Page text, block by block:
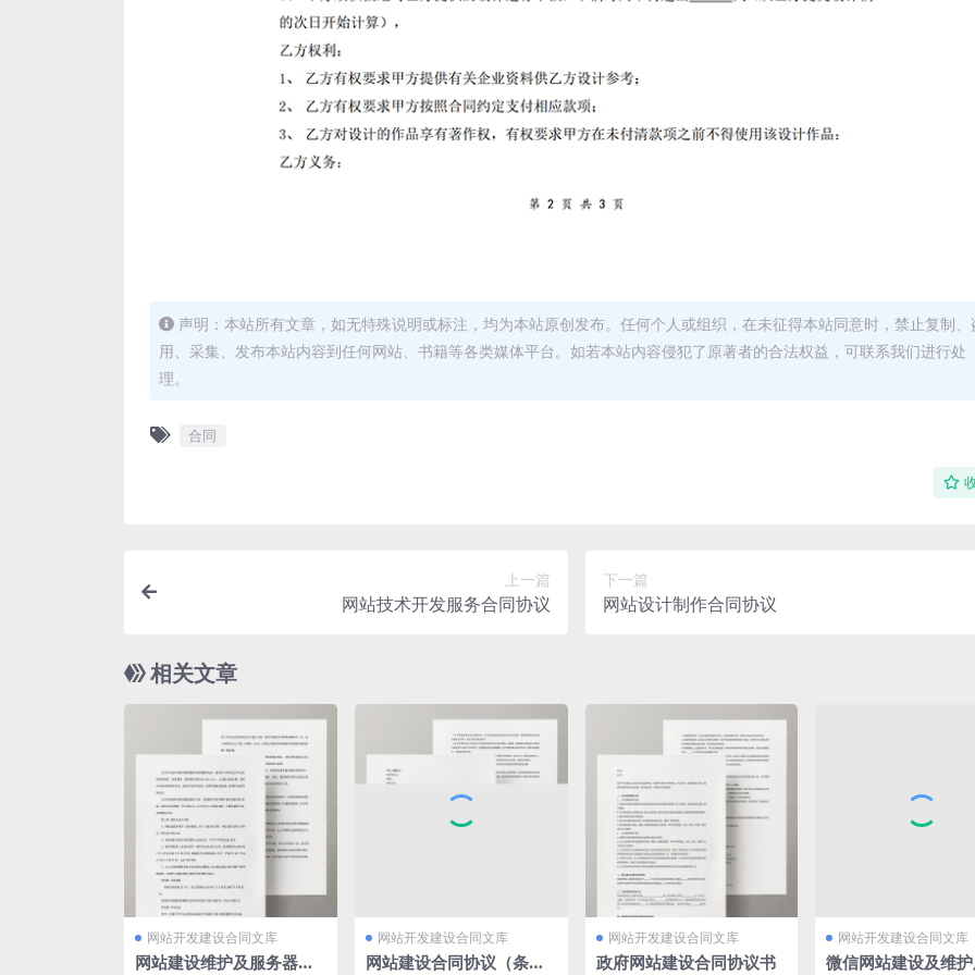
声明：本站所有文章，如无特殊说明或标注，均为本站原创发布。任何个人或组织，在未征得本站同意时，禁止复制、
用、采集、发布本站内容到任何网站、书籍等各类媒体平台。如若本站内容侵犯了原著者的合法权益，可联系我们进行处
理。
合同
上一篇
网站技术开发服务合同协议
下一篇
网站设计制作合同协议
相关文章
网站开发建设合同文库
网站建设维护及服务器租
网站开发建设合同文库
网站建设合同协议（条款
网站开发建设合同文库
政府网站建设合同协议书
网站开发建设合同文库
微信网站建设及维